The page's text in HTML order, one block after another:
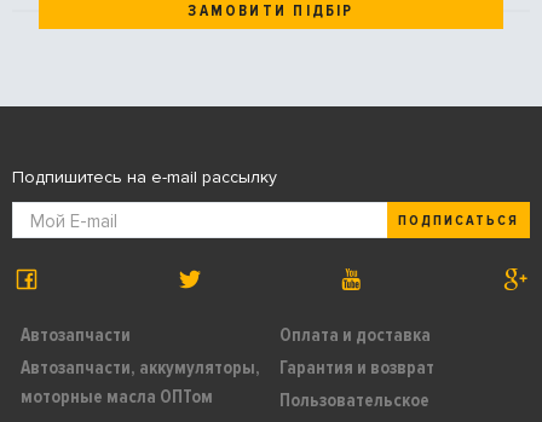
ЗАМОВИТИ ПІДБІР
Автозапчасти
Автозапчасти, аккумуляторы,
моторные масла ОПТом
Оплата и доставка
Гарантия и возврат
Пользовательское
Подпишитесь на e-mail рассылку
ПОДПИСАТЬСЯ